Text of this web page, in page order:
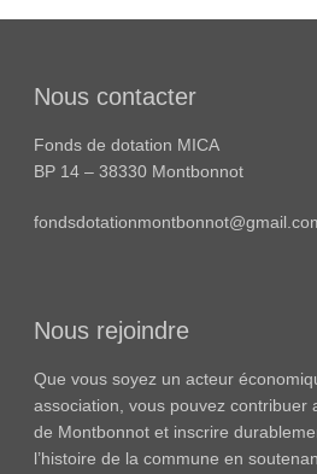
Nous contacter
Fonds de dotation MICA
BP 14 – 38330 Montbonnot
Nous rejoindre
Que vous soyez un acteur
association, vous pouvez contribuer
de Montbonnot et inscrire
l’histoire de la commune en